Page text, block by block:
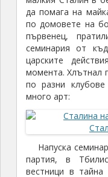
да помага на
по домовете на
първенец,
семинария от
царските
момента. Хлътнал
по разни
много арт:
Напуска
партия, в
вестници в